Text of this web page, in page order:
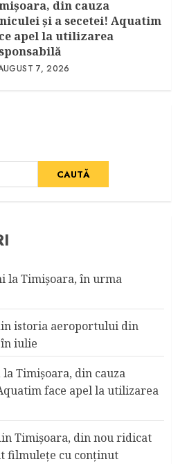
din cauza
şi a secetei! Aquatim
apel la utilizarea
7, 2026
CAUTĂ
la Timişoara, în urma
istoria aeroportului din
iulie
Timişoara, din cauza
face apel la utilizarea
Timişoara, din nou ridicat
filmuleţe cu conţinut